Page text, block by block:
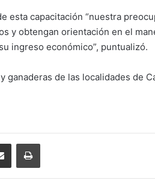
esta capacitación “nuestra
y obtengan orientación en el
ingreso económico”, puntualizó.
de las localidades de
Enviar vía email Imprimir